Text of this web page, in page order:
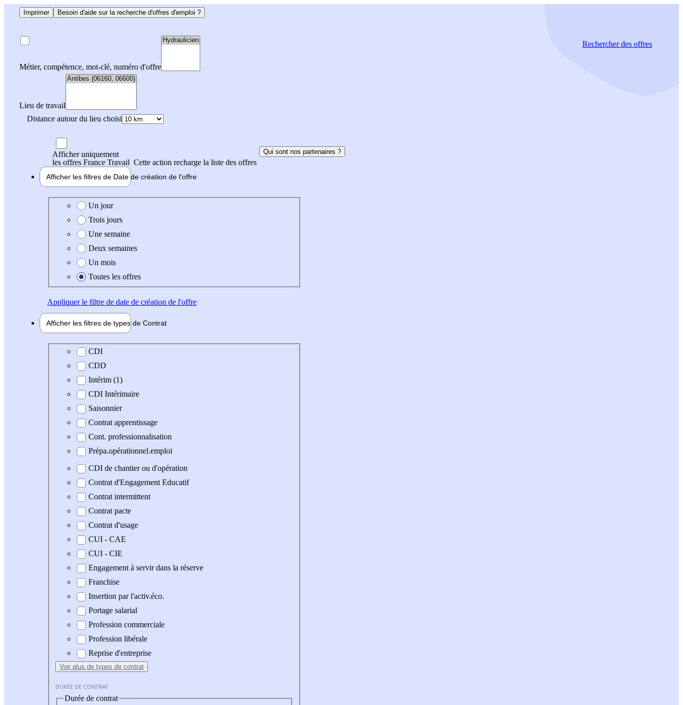
Imprimer Besoin d'aide sur la recherche d'offres d'emploi ?
Métier, compétence, mot-clé, numéro d'offre
Lieu de travail
Distance autour du lieu choisi
Rechercherdes offres
Afficher uniquement
les offres France Travail Cette action recharge la liste des offres
Qui sont nos partenaires ?
Afficher les filtres de Date de création de l'offre
Date de création de l'offre
Un jour
Trois jours
Une semaine
Deux semaines
Un mois
Toutes les offres
Appliquerle filtre de date de création de l'offre
Afficher les filtres de types de Contrat
Type de contrat
CDI
CDD
Intérim (1)
CDI Intérimaire
Saisonnier
Contrat apprentissage
Cont. professionnalisation
Prépa.opérationnel.emploi
CDI de chantier ou d'opération
Contrat d'Engagement Educatif
Contrat intermittent
Contrat pacte
Contrat d'usage
CUI - CAE
CUI - CIE
Engagement à servir dans la réserve
Franchise
Insertion par l'activ.éco.
Portage salarial
Profession commerciale
Profession libérale
Reprise d'entreprise
Voir plus de types de contrat
DURÉE DE CONTRAT
Durée de contrat